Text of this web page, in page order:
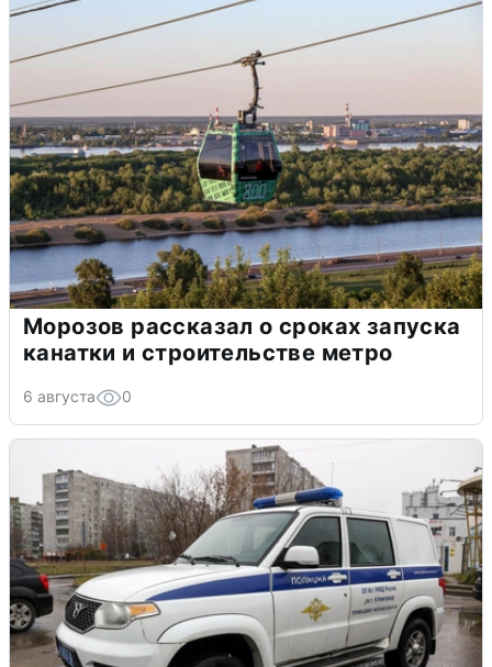
Морозов рассказал о сроках запуска
канатки и строительстве метро
6 августа 0